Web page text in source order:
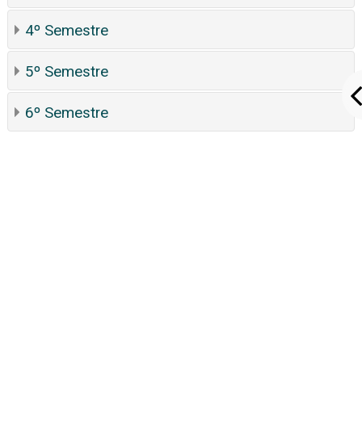
4º Semestre
5º Semestre
6º Semestre